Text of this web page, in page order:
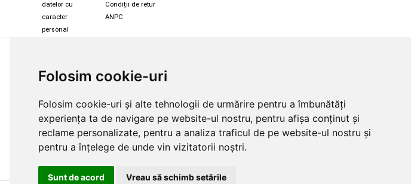
Folosim cookie-uri
Folosim cookie-uri și alte tehnologii de urmărire pentru a îmbunătăți
experiența ta de navigare pe website-ul nostru, pentru afișa conținut și
reclame personalizate, pentru a analiza traficul de pe website-ul nostru și
pentru a înțelege de unde vin vizitatorii noștri.
Sunt de acord Vreau să schimb setările
datelor cu
caracter
personal
Condiții de retur
ANPC
Magazin snowboard
Legături Rome SDS
Skate & longboard
Santa Cruz
Îmbrăcăminte schi și snowboard
Căști și ochelari Alpina
Ochelari Oakley
Ochelari Alpina
Ochelari de soare Oakley
Ochelari de soare Alpina
Intretinere manusi